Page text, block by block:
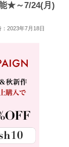
★～7/24(月)
2023年7月18日